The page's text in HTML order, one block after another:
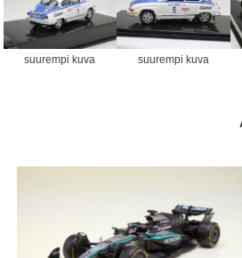
suurempi kuva suurempi kuva